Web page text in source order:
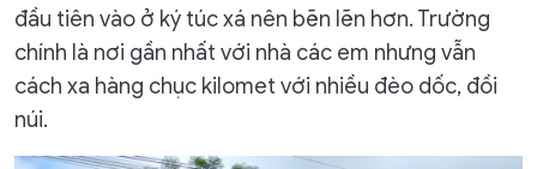
đầu tiên vào ở ký túc xá nên bẽn lẽn hơn. Trường
chính là nơi gần nhất với nhà các em nhưng vẫn
cách xa hàng chục kilomet với nhiều đèo dốc, đồi
núi.